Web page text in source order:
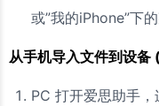
或”我的iPhone”下
从手机导入文件到设备
PC 打开爱思助手，